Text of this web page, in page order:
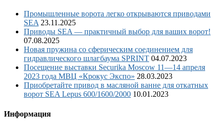
Промышленные ворота легко открываются приводами
SEA 23.11.2025
Приводы SEA — практичный выбор для ваших ворот!
07.08.2025
Новая пружина со сферическим соединением для
гидравлического шлагбаума SPRINT 04.07.2023
Посещение выставки Securika Moscow 11—14 апреля
2023 года МВЦ «Крокус Экспо» 28.03.2023
Приобретайте привод в масляной ванне для откатных
ворот SEA Lepus 600/1600/2000 10.01.2023
Информация